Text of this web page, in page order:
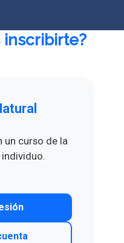
inscribirte?
un curso de la
individuo.